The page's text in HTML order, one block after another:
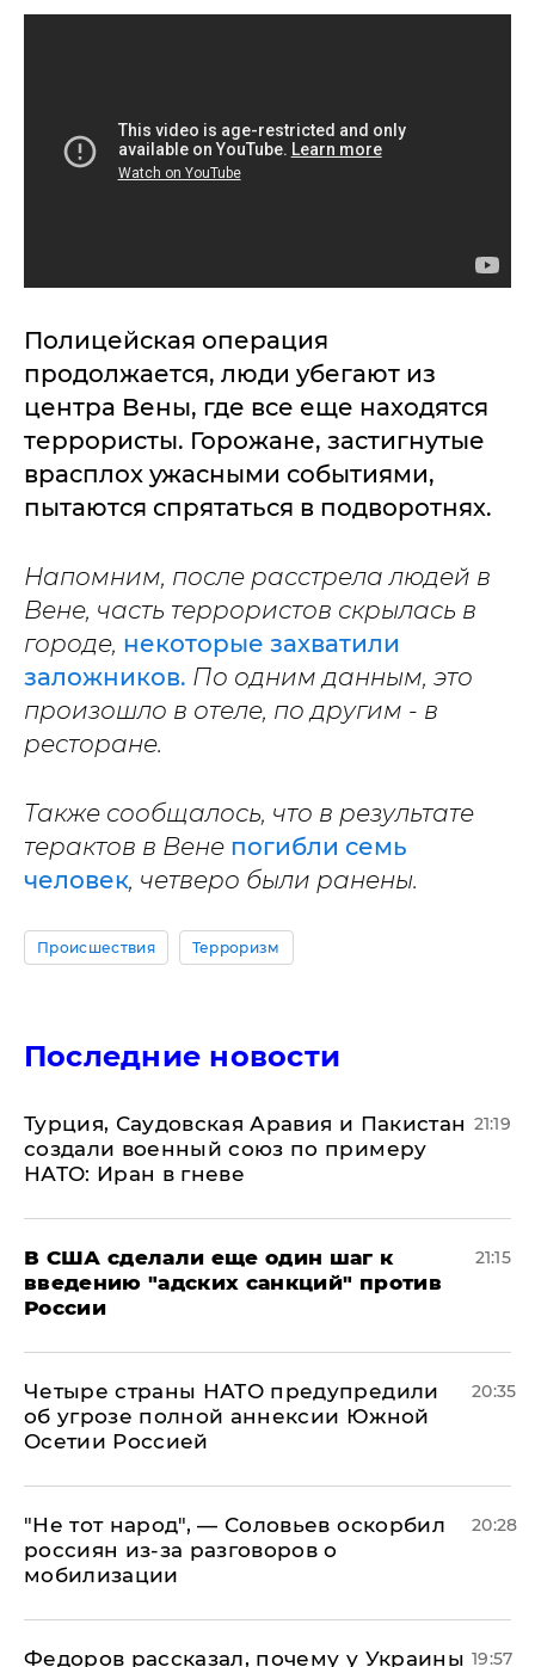
Полицейская операция
продолжается, люди убегают из
центра Вены, где все еще находятся
террористы. Горожане, застигнутые
врасплох ужасными событиями,
пытаются спрятаться в подворотнях.
Напомним, после расстрела людей в
Вене, часть террористов скрылась в
городе, некоторые захватили
заложников. По одним данным, это
произошло в отеле, по другим - в
ресторане.
Также сообщалось, что в результате
терактов в Вене погибли семь
человек, четверо были ранены.
Происшествия Терроризм
Последние новости
Турция, Саудовская Аравия и Пакистан
создали военный союз по примеру
НАТО: Иран в гневе
21:19
В США сделали еще один шаг к
введению "адских санкций" против
России
21:15
Четыре страны НАТО предупредили
об угрозе полной аннексии Южной
Осетии Россией
20:35
​"Не тот народ", — Соловьев оскорбил
россиян из-за разговоров о
мобилизации
20:28
Федоров рассказал, почему у Украины 19:57